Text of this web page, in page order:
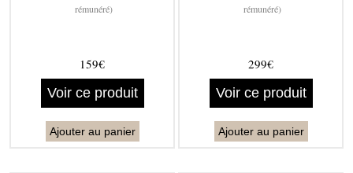
rémunéré)
159€
Voir ce produit
Ajouter au panier
rémunéré)
299€
Voir ce produit
Ajouter au panier